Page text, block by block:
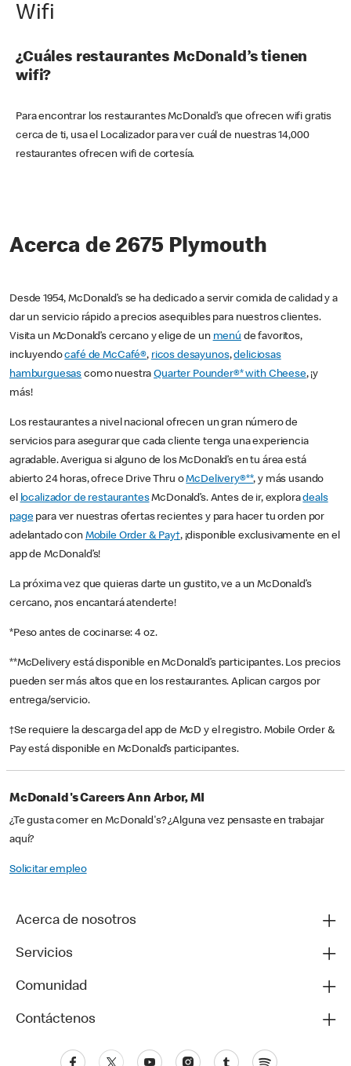
Wifi
¿Cuáles restaurantes McDonald’s tienen
wifi?
Para encontrar los restaurantes McDonald’s que ofrecen wifi gratis
cerca de ti, usa el Localizador para ver cuál de nuestras 14,000
restaurantes ofrecen wifi de cortesía.
Acerca de 2675 Plymouth
Desde 1954, McDonald’s se ha dedicado a servir comida de calidad y a
dar un servicio rápido a precios asequibles para nuestros clientes.
Visita un McDonald’s cercano y elige de un menú de favoritos,
incluyendocafé de McCafé®, ricos desayunos,deliciosas
hamburguesas como nuestraQuarter Pounder®* with Cheese, ¡y
más!
Los restaurantes a nivel nacional ofrecen un gran número de
servicios para asegurar que cada cliente tenga una experiencia
agradable. Averigua si alguno de los McDonald’s en tu área está
abierto 24 horas, ofrece Drive Thru oMcDelivery®**, y más usando
el localizador de restaurantesMcDonald’s. Antes de ir, exploradeals
pagepara ver nuestras ofertas recientes y para hacer tu orden por
adelantado con Mobile Order & Pay†, ¡disponible exclusivamente en el
app de McDonald’s!
La próxima vez que quieras darte un gustito, ve a un McDonald’s
cercano, ¡nos encantará atenderte!
*Peso antes de cocinarse: 4 oz.
**McDelivery está disponible en McDonald’s participantes. Los precios
pueden ser más altos que en los restaurantes. Aplican cargos por
entrega/servicio.
†Se requiere la descarga del app de McD y el registro. Mobile Order &
Pay está disponible en McDonald’s participantes.
McDonald's Careers Ann Arbor, MI
¿Te gusta comer en McDonald's? ¿Alguna vez pensaste en trabajar
aquí?
Solicitar empleo
Acerca de nosotros
Servicios
Comunidad
Contáctenos